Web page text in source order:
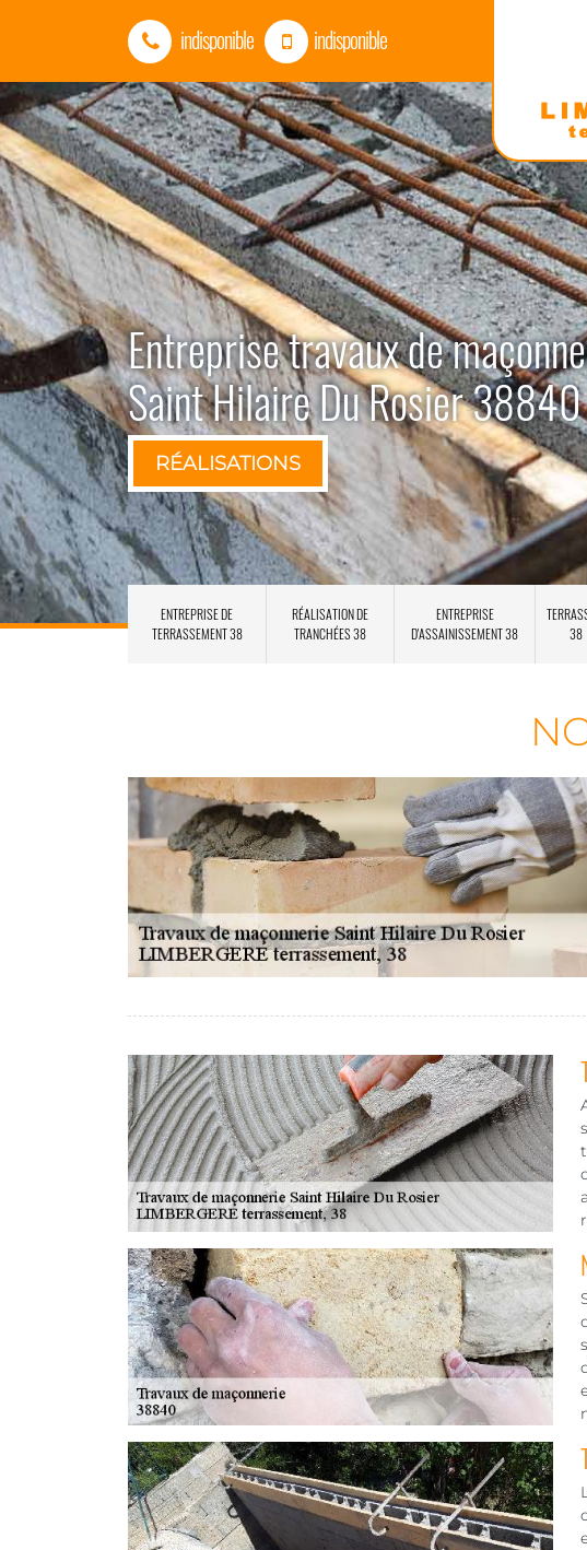
indisponible indisponible
Entreprise travaux de
Saint Hilaire Du Rosier 38840
RÉALISATIONS
ENTREPRISE DE
TERRASSEMENT 38
RÉALISATION DE
TRANCHÉES 38
ENTREPRISE
D'ASSAINISSEMENT 38
38